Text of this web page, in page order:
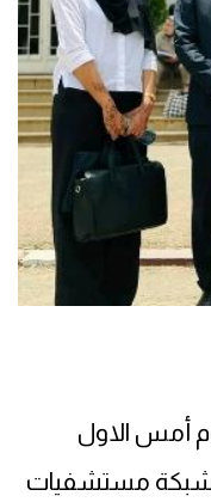
أمس الاول
لشبكة مستشفيات